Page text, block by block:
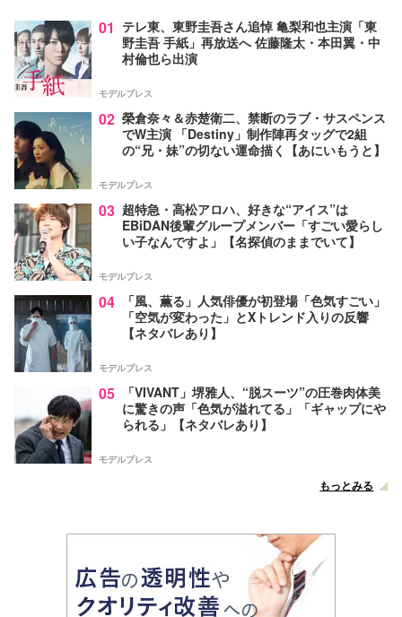
01 テレ東、東野圭吾さん追悼 亀梨和也主演「東
野圭吾 手紙」再放送へ 佐藤隆太・本田翼・中
村倫也ら出演
モデルプレス
02 榮倉奈々＆赤楚衛二、禁断のラブ・サスペンス
でW主演 「Destiny」制作陣再タッグで2組
の“兄・妹”の切ない運命描く【あにいもうと】
モデルプレス
03 超特急・高松アロハ、好きな“アイス”は
EBiDAN後輩グループメンバー「すごい愛らし
い子なんですよ」【名探偵のままでいて】
モデルプレス
04
「風、薫る」人気俳優が初登場「色気すごい」
「空気が変わった」とXトレンド入りの反響
【ネタバレあり】
モデルプレス
05
「VIVANT」堺雅人、“脱スーツ”の圧巻肉体美
に驚きの声「色気が溢れてる」「ギャップにや
られる」【ネタバレあり】
モデルプレス
もっとみる